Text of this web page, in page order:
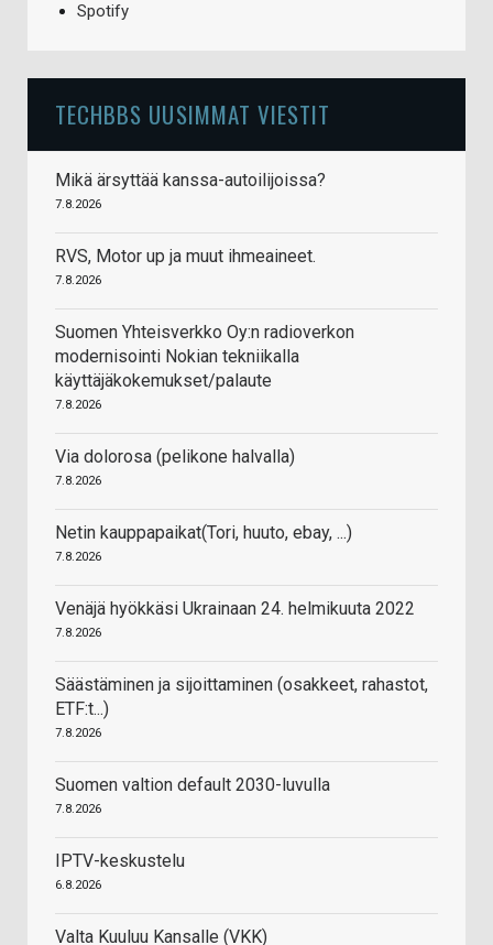
Spotify
TECHBBS UUSIMMAT VIESTIT
Mikä ärsyttää kanssa-autoilijoissa?
7.8.2026
RVS, Motor up ja muut ihmeaineet.
7.8.2026
Suomen Yhteisverkko Oy:n radioverkon
modernisointi Nokian tekniikalla
käyttäjäkokemukset/palaute
7.8.2026
Via dolorosa (pelikone halvalla)
7.8.2026
Netin kauppapaikat(Tori, huuto, ebay, ...)
7.8.2026
Venäjä hyökkäsi Ukrainaan 24. helmikuuta 2022
7.8.2026
Säästäminen ja sijoittaminen (osakkeet, rahastot,
ETF:t...)
7.8.2026
Suomen valtion default 2030-luvulla
7.8.2026
IPTV-keskustelu
6.8.2026
Valta Kuuluu Kansalle (VKK)